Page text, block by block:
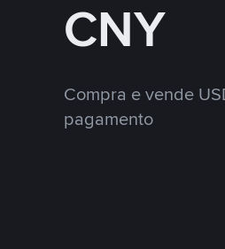
CNY
Compra e vende
pagamento